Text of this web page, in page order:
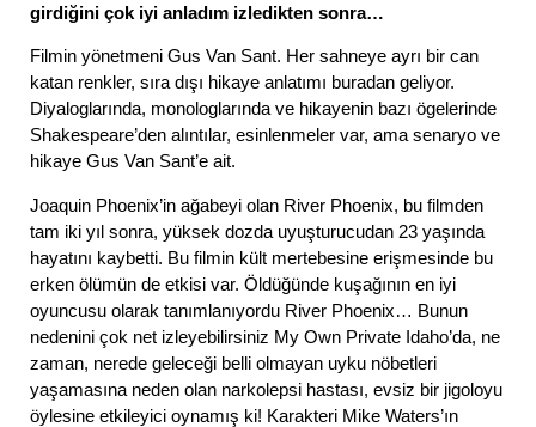
girdiğini çok iyi anladım izledikten sonra…
Filmin yönetmeni Gus Van Sant. Her sahneye ayrı bir can
katan renkler, sıra dışı hikaye anlatımı buradan geliyor.
Diyaloglarında, monologlarında ve hikayenin bazı ögelerinde
Shakespeare’den alıntılar, esinlenmeler var, ama senaryo ve
hikaye Gus Van Sant’e ait.
Joaquin Phoenix’in ağabeyi olan River Phoenix, bu filmden
tam iki yıl sonra, yüksek dozda uyuşturucudan 23 yaşında
hayatını kaybetti. Bu filmin kült mertebesine erişmesinde bu
erken ölümün de etkisi var. Öldüğünde kuşağının en iyi
oyuncusu olarak tanımlanıyordu River Phoenix… Bunun
nedenini çok net izleyebilirsiniz My Own Private Idaho’da, ne
zaman, nerede geleceği belli olmayan uyku nöbetleri
yaşamasına neden olan narkolepsi hastası, evsiz bir jigoloyu
öylesine etkileyici oynamış ki! Karakteri Mike Waters’ın